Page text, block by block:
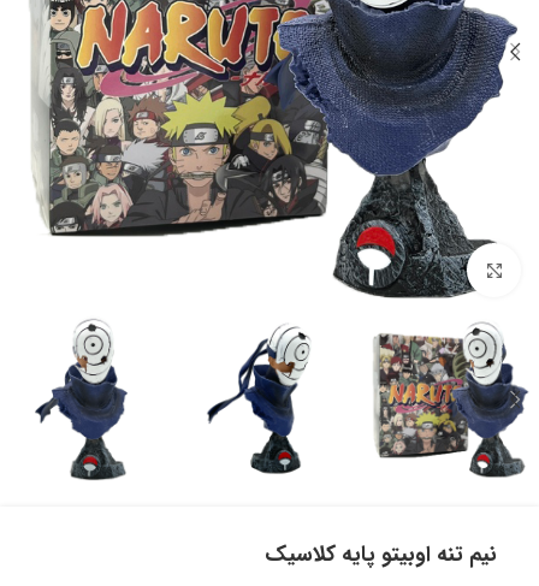
بزرگنمایی تصویر
نیم تنه اوبیتو پایه کلاسیک